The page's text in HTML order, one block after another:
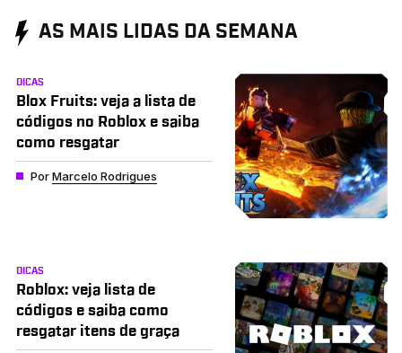
AS MAIS LIDAS DA SEMANA
DICAS
Blox Fruits: veja a lista de
códigos no Roblox e saiba
como resgatar
PorMarcelo Rodrigues
DICAS
Roblox: veja lista de
códigos e saiba como
resgatar itens de graça